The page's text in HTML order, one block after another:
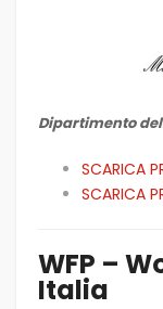
Dipartimento
SCARICA
SCARICA
WFP –
Italia